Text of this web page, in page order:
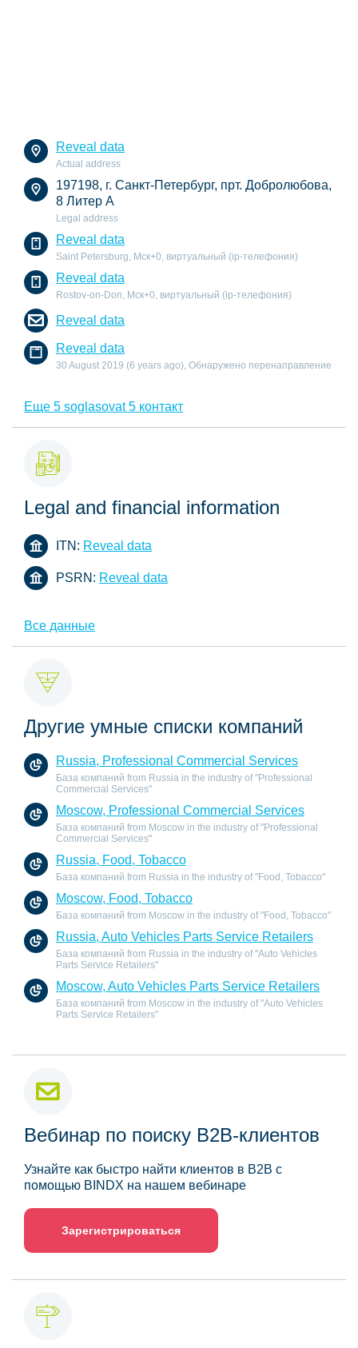
Reveal data
Actual address
197198, г. Санкт-Петербург, прт. Добролюбова,
8 Литер А
Legal address
Reveal data
Saint Petersburg, Мск+0, виртуальный (ip-телефония)
Reveal data
Rostov-on-Don, Мск+0, виртуальный (ip-телефония)
Reveal data
Reveal data
30 August 2019 (6 years ago), Обнаружено перенаправление
Еще 5 soglasovat 5 контакт
Legal and financial information
ITN: Reveal data
PSRN: Reveal data
Все данные
Другие умные списки компаний
Russia, Professional Commercial Services
База компаний from Russia in the industry of "Professional
Commercial Services"
Moscow, Professional Commercial Services
База компаний from Moscow in the industry of "Professional
Commercial Services"
Russia, Food, Tobacco
База компаний from Russia in the industry of "Food, Tobacco"
Moscow, Food, Tobacco
База компаний from Moscow in the industry of "Food, Tobacco"
Russia, Auto Vehicles Parts Service Retailers
База компаний from Russia in the industry of "Auto Vehicles
Parts Service Retailers"
Moscow, Auto Vehicles Parts Service Retailers
База компаний from Moscow in the industry of "Auto Vehicles
Parts Service Retailers"
Вебинар по поиску B2B-клиентов
Узнайте как быстро найти клиентов в B2B с
помощью BINDX на нашем вебинаре
Зарегистрироваться